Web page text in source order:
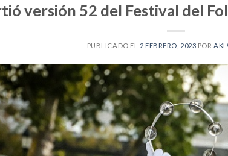
versión 52 del Festival del
PUBLICADO EL 2 FEBRERO, 2023 PORAKI